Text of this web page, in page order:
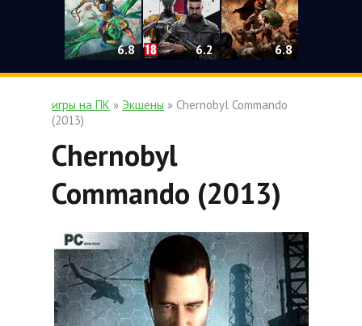
6.8 6.2 6.8
игры на ПК » Экшены » Chernobyl Commando
(2013)
Chernobyl
Commando (2013)